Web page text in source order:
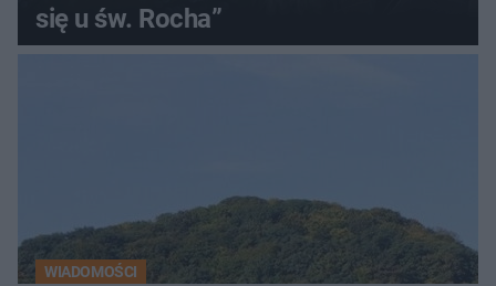
się u św. Rocha”
WIADOMOŚCI